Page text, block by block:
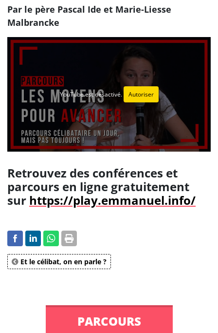
Par le père Pascal Ide et Marie-Liesse
Malbrancke
YouTube est désactivé. Autoriser
Retrouvez des conférences et
parcours en ligne gratuitement
sur https://play.emmanuel.info/
Et le célibat, on en parle ?
PARCOURS